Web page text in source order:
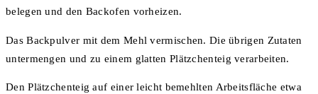
belegen und den Backofen vorheizen.
Das Backpulver mit dem Mehl vermischen. Die übrigen Zutaten
untermengen und zu einem glatten Plätzchenteig verarbeiten.
Den Plätzchenteig auf einer leicht bemehlten Arbeitsfläche etwa